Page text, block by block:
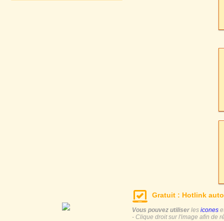
Gratuit : Hotlink
Vous pouvez utiliser les icones
- Clique droit sur l'image afin de